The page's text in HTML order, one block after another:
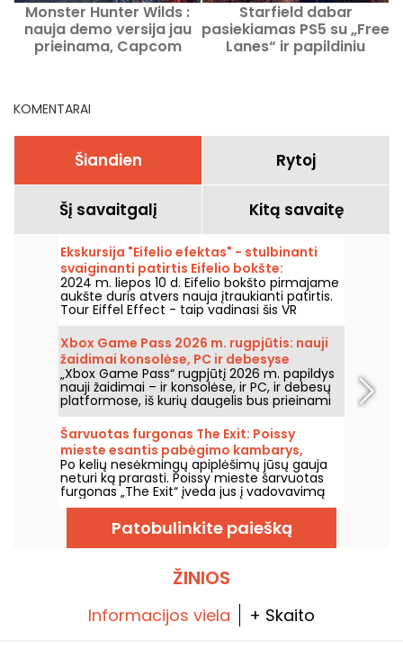
Monster Hunter Wilds :
nauja demo versija jau
prieinama, Capcom
Starfield dabar
pasiekiamas PS5 su „Free
Lanes“ ir papildiniu
KOMENTARAI
Šiandien Rytoj
Šį savaitgalį Kitą savaitę
Ekskursija "Eifelio efektas" - stulbinanti
svaiginanti patirtis Eifelio bokšte:
nemokamas kuponas
2024 m. liepos 10 d. Eifelio bokšto pirmajame
aukšte duris atvers nauja įtraukianti patirtis.
Tour Eiffel Effect - taip vadinasi šis VR
komandinis žaidimas, kuriame dalyvausite
fantastiškame nuotykyje - atstatysite Eifelio
bokštą ir skraidysite aplink jį paskutinę,
kulminacinę akimirką. Gera žinia ta, kad
atidarymo dieną nuo liepos 10 iki 22 d.
visiems, turintiems bilietą pakilti į viršų, jis yra
nemokamas.
Xbox Game Pass 2026 m. rugpjūtis: nauji
žaidimai konsolėse, PC ir debesyse
„Xbox Game Pass“ rugpjūtį 2026 m. papildys
nauji žaidimai – ir konsolėse, ir PC, ir debesų
platformose, iš kurių daugelis bus prieinami
iš karto nuo jų išleidimo. Štai pagrindiniai
papildymai, kuriuos Microsoft paskelbė
prenumeratoriams.
Šarvuotas furgonas The Exit: Poissy
mieste esantis pabėgimo kambarys,
kuriame tavo įsilaužimas pagaliau gali
pavykti
Po kelių nesėkmingų apiplėšimų jūsų gauja
neturi ką prarasti. Poissy mieste šarvuotas
furgonas „The Exit“ įveda jus į vadovavimą
įsilaužimui, kurio tikslas – mafijos vado turtas.
Patobulinkite paiešką
ŽINIOS
Informacijos viela + Skaito